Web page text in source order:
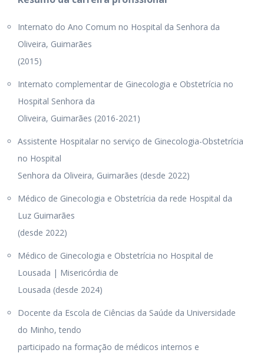
Internato do Ano Comum no Hospital da Senhora da
Oliveira, Guimarães
(2015)
Internato complementar de Ginecologia e Obstetrícia no
Hospital Senhora da
Oliveira, Guimarães (2016-2021)
Assistente Hospitalar no serviço de Ginecologia-Obstetrícia
no Hospital
Senhora da Oliveira, Guimarães (desde 2022)
Médico de Ginecologia e Obstetrícia da rede Hospital da
Luz Guimarães
(desde 2022)
Médico de Ginecologia e Obstetrícia no Hospital de
Lousada | Misericórdia de
Lousada (desde 2024)
Docente da Escola de Ciências da Saúde da Universidade
do Minho, tendo
participado na formação de médicos internos e